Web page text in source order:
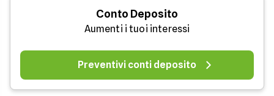
Conto Deposito
Aumenti i tuoi interessi
Preventivi conti deposito